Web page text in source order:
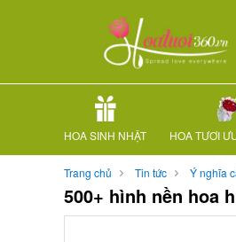
HOA SINH NHẬT HOA TƯƠI
Trang chủ Tin tức Ý nghĩa
500+ hình nền hoa